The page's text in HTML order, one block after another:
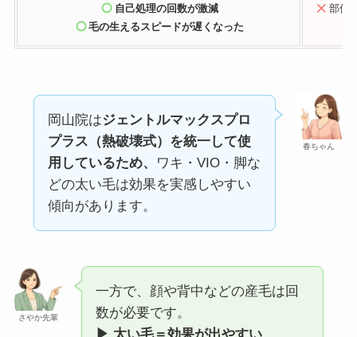
自己処理の回数が激減
毛の生えるスピードが遅くなった
部位
春ちゃん
岡山院はジェントルマックスプロ
プラス（熱破壊式）を統一して使
用しているため、
ワキ・VIO・脚な
どの太い毛は効果を実感しやすい
傾向があります。
さやか先輩
一方で、顔や背中などの産毛は回
数が必要です。
▶ 太い毛＝効果が出やすい